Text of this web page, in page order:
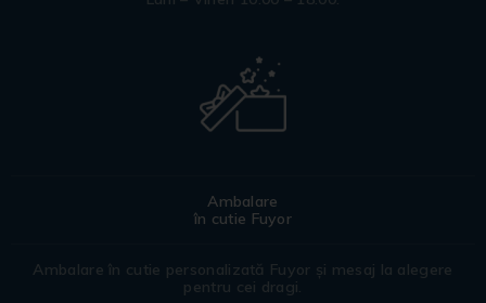
Ambalare
în cutie Fuyor
Ambalare în cutie personalizată Fuyor și mesaj la alegere
pentru cei dragi.